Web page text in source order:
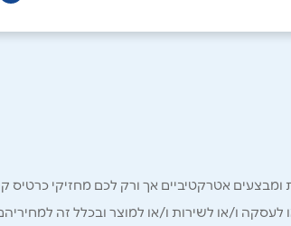
ו/או לשירות ו/או למוצר ובכלל זה